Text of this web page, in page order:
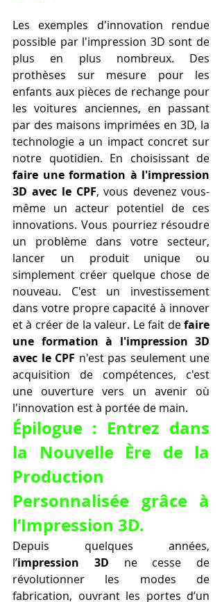
Les exemples d'innovation rendue
possible par l'impression 3D sont de
plus en plus nombreux. Des
prothèses sur mesure pour les
enfants aux pièces de rechange pour
les voitures anciennes, en passant
par des maisons imprimées en 3D, la
technologie a un impact concret sur
faire une formation à l'impression
3D avec le CPF, vous devenez vous-
même un acteur potentiel de ces
innovations. Vous pourriez résoudre
un problème dans votre secteur,
lancer un produit unique ou
simplement créer quelque chose de
nouveau. C'est un investissement
dans votre propre capacité à innover
et à créer de la valeur. Le fait de faire
une formation à l'impression 3D
avec le CPF n'est pas seulement une
acquisition de compétences, c'est
une ouverture vers un avenir où
l'innovation est à portée de main.
Épilogue : Entrez dans
la Nouvelle Ère de la
Production
Personnalisée grâce à
l’Impression 3D.
Depuis quelques années,
l’impression 3D ne cesse de
révolutionner les modes de
fabrication, ouvrant les portes d’un